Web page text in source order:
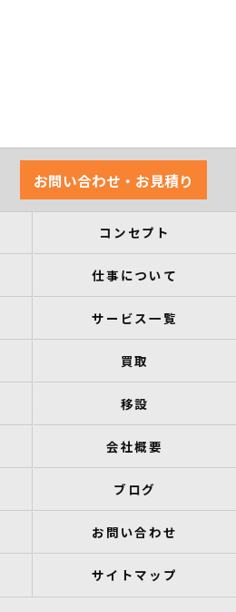
お問い合わせ・お見積り
コンセプト
仕事について
サービス一覧
買取
移設
会社概要
ブログ
お問い合わせ
サイトマップ